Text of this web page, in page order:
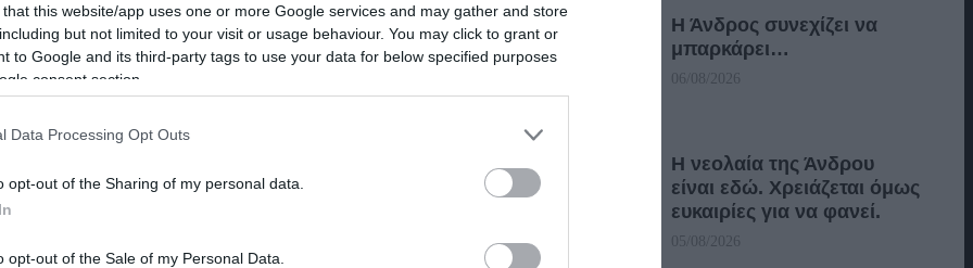
that this website/app uses one or more Google services and may gather and store
but not limited to your visit or usage behaviour. You may click to grant or
to Google and its third-party tags to use your data for below specified purposes
consent section.
Data Processing Opt Outs
opt-out of the Sharing of my personal data.
opt-out of the Sale of my Personal Data.
Η Άνδρος συνεχίζει να
μπαρκάρει…
06/08/2026
Η νεολαία της Άνδρου
είναι εδώ. Χρειάζεται όμως
ευκαιρίες για να φανεί.
05/08/2026